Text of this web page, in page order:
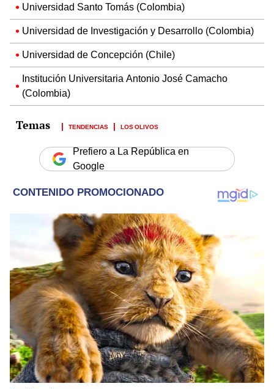
Universidad Santo Tomás (Colombia)
Universidad de Investigación y Desarrollo (Colombia)
Universidad de Concepción (Chile)
Institución Universitaria Antonio José Camacho
(Colombia)
TENDENCIAS LOS OLIVOS
Prefiero a La República en
Google